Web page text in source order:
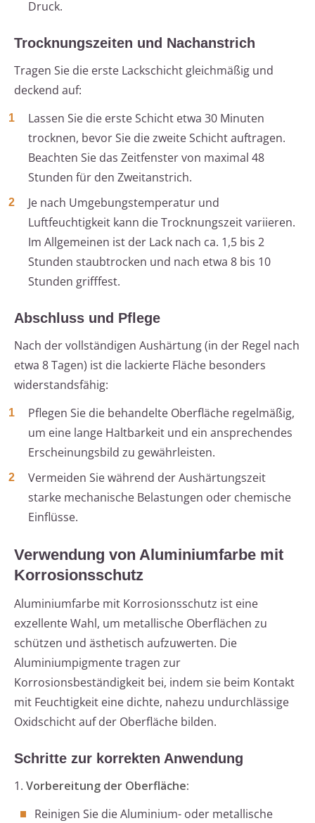
Druck.
Trocknungszeiten und Nachanstrich
Tragen Sie die erste Lackschicht gleichmäßig und
deckend auf:
Lassen Sie die erste Schicht etwa 30 Minuten
trocknen, bevor Sie die zweite Schicht auftragen.
Beachten Sie das Zeitfenster von maximal 48
Stunden für den Zweitanstrich.
Je nach Umgebungstemperatur und
Luftfeuchtigkeit kann die Trocknungszeit variieren.
Im Allgemeinen ist der Lack nach ca. 1,5 bis 2
Stunden staubtrocken und nach etwa 8 bis 10
Stunden grifffest.
Abschluss und Pflege
Nach der vollständigen Aushärtung (in der Regel nach
etwa 8 Tagen) ist die lackierte Fläche besonders
widerstandsfähig:
Pflegen Sie die behandelte Oberfläche regelmäßig,
um eine lange Haltbarkeit und ein ansprechendes
Erscheinungsbild zu gewährleisten.
Vermeiden Sie während der Aushärtungszeit
starke mechanische Belastungen oder chemische
Einflüsse.
Verwendung von Aluminiumfarbe mit
Korrosionsschutz
Aluminiumfarbe mit Korrosionsschutz ist eine
exzellente Wahl, um metallische Oberflächen zu
schützen und ästhetisch aufzuwerten. Die
Aluminiumpigmente tragen zur
Korrosionsbeständigkeit bei, indem sie beim Kontakt
mit Feuchtigkeit eine dichte, nahezu undurchlässige
Oxidschicht auf der Oberfläche bilden.
Schritte zur korrekten Anwendung
1. Vorbereitung der Oberfläche:
Reinigen Sie die Aluminium- oder metallische